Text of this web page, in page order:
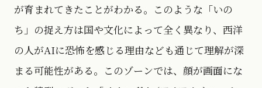
が育まれてきたことがわかる。このような「いの
ち」の捉え方は国や文化によって全く異なり、西洋
の人がAIに恐怖を感じる理由なども通じて理解が深
まる可能性がある。このゾーンでは、顔が画面にな